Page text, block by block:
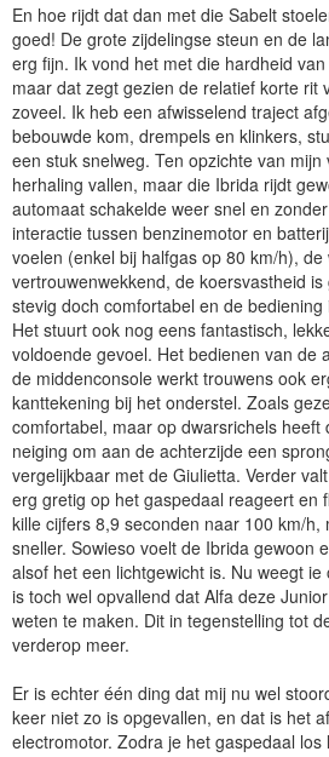
En hoe rijdt dat dan met die Sabelt
goed! De grote zijdelingse steun en de
erg fijn. Ik vond het met die hardheid
maar dat zegt gezien de relatief korte rit
zoveel. Ik heb een afwisselend traject
bebouwde kom, drempels en klinkers,
een stuk snelweg. Ten opzichte van mijn
herhaling vallen, maar die Ibrida rijdt
automaat schakelde weer snel en
interactie tussen benzinemotor en
voelen (enkel bij halfgas op 80 km/h), de
vertrouwenwekkend, de koersvastheid
stevig doch comfortabel en de
Het stuurt ook nog eens fantastisch,
voldoende gevoel. Het bedienen van de
de middenconsole werkt trouwens ook
kanttekening bij het onderstel. Zoals
comfortabel, maar op dwarsrichels heeft
neiging om aan de achterzijde een
vergelijkbaar met de Giulietta. Verder
erg gretig op het gaspedaal reageert en
kille cijfers 8,9 seconden naar 100 km/h,
sneller. Sowieso voelt de Ibrida gewoon
alsof het een lichtgewicht is. Nu weegt
is toch wel opvallend dat Alfa deze
weten te maken. Dit in tegenstelling tot
verderop meer.
Er is echter één ding dat mij nu wel
keer niet zo is opgevallen, en dat is het
electromotor. Zodra je het gaspedaal los